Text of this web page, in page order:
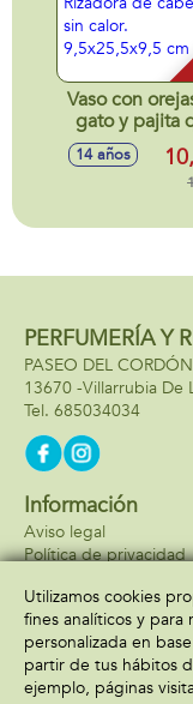
Vaso con
gato y pajita
contiene
Rizadora de
14 años
PERFUMERÍA Y
PASEO DEL
13670 -Villarrubia De
685034034
Información
Aviso legal
Política de privacidad
Formas de pago
Utilizamos cookies
fines analíticos y
personalizada en
partir de tus hábitos
ejemplo, páginas